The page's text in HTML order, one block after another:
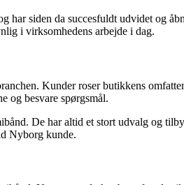
har siden da succesfuldt udvidet og
i virksomhedens arbejde i dag.
Kunder roser butikkens
og besvare spørgsmål.
De har altid et stort udvalg og
Nyborg kunde.